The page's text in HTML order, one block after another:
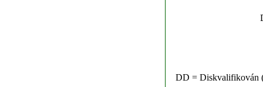
DD = Diskvalifikován